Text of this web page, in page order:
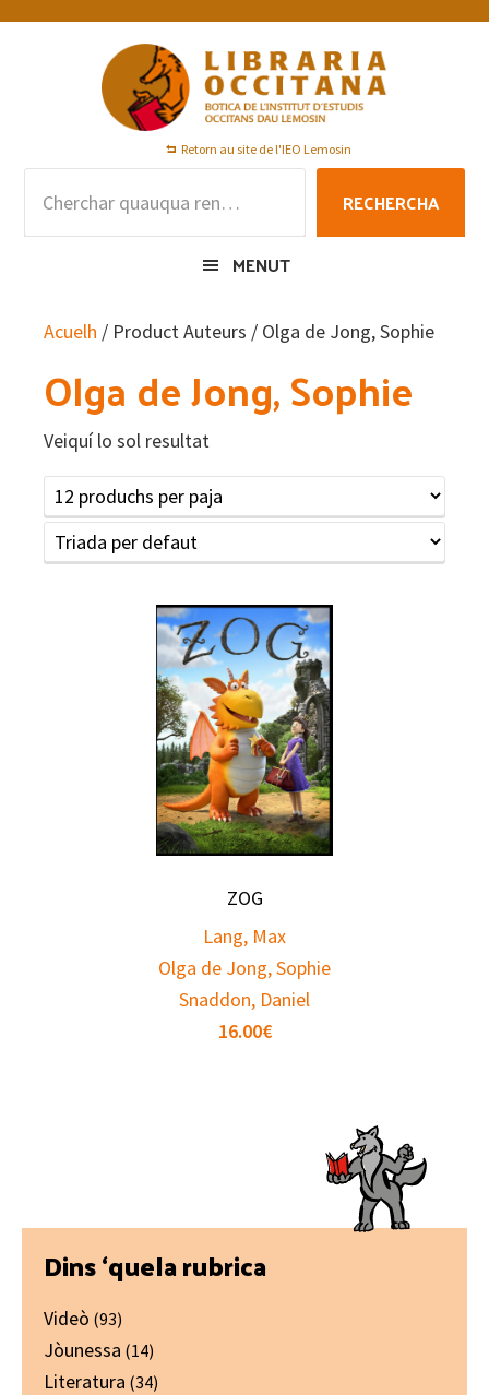
Skip
Skip
Skip
Retorn au site de l'IEO Lemosin
RECHERCHA
MENUT
Acuelh / Product Auteurs / Olga de Jong, Sophie
Olga de Jong, Sophie
Veiquí lo sol resultat
ZOG
Lang, Max
Olga de Jong, Sophie
Snaddon, Daniel
16.00€
Primary
Sidebar
Dins ‘quela rubrica
Videò (93)
Jòunessa (14)
Literatura (34)